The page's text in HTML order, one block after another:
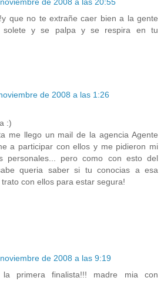
de 2008 a las 20:55
que no te extrañe caer bien a la gente
solete y se palpa y se respira en tu
de 2008 a las 1:26
:)
me llego un mail de la agencia Agente
a participar con ellos y me pidieron mi
personales... pero como con esto del
queria saber si tu conocias a esa
con ellos para estar segura!
de 2008 a las 9:19
la primera finalista!!! madre mia con